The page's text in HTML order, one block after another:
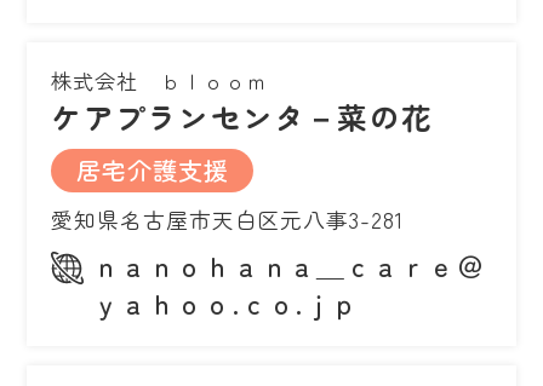
株式会社 ｂｌｏｏｍ
ケアプランセンタ－菜の花
居宅介護支援
愛知県名古屋市天白区元八事3-281
ｎａｎｏｈａｎａ＿ｃａｒｅ＠
ｙａｈｏｏ.ｃｏ.ｊｐ